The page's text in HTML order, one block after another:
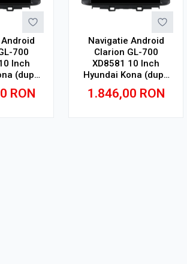
700
Inch
(dupa
32 GB,
RON
Navigatie Android
Clarion GL-700
XD8581 10 Inch
Hyundai Kona (dupa
2017), 4 GB, 64 GB,
IPS
1.846,00 RON